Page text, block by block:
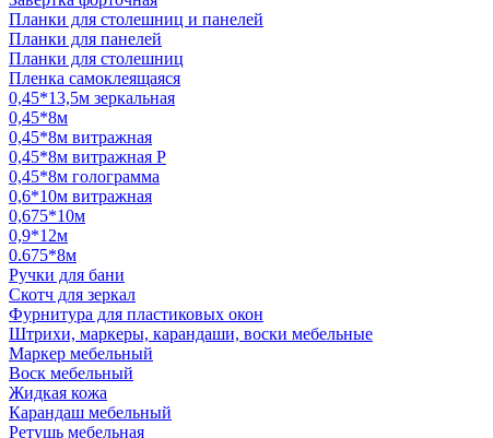
Планки для столешниц и панелей
Планки для панелей
Планки для столешниц
Пленка самоклеящаяся
0,45*13,5м зеркальная
0,45*8м
0,45*8м витражная
0,45*8м витражная Р
0,45*8м голограмма
0,6*10м витражная
0,675*10м
0,9*12м
0.675*8м
Ручки для бани
Скотч для зеркал
Фурнитура для пластиковых окон
Штрихи, маркеры, карандаши, воски мебельные
Маркер мебельный
Воск мебельный
Жидкая кожа
Карандаш мебельный
Ретушь мебельная